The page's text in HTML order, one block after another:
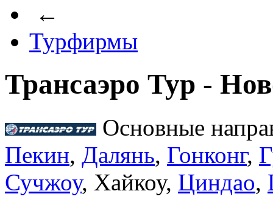
←
Турфирмы
Трансаэро Тур -
Основные
Пекин, Далянь, Гонконг,
Сучжоу, Хайкоу, Циндао,